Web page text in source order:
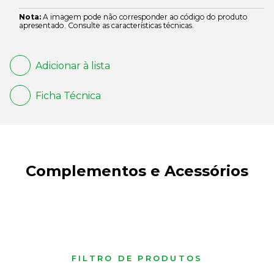
Nota: A imagem pode não corresponder ao código do produto
apresentado. Consulte as características técnicas.
Adicionar à lista
Ficha Técnica
Complementos e Acessórios
FILTRO DE PRODUTOS